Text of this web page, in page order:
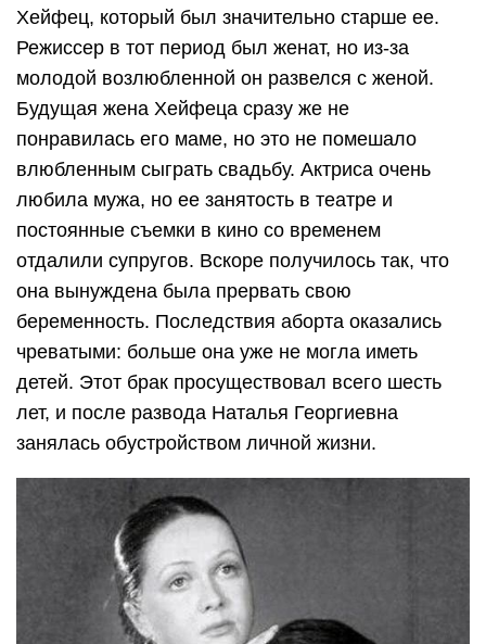
Хейфец, который был значительно старше ее.
Режиссер в тот период был женат, но из-за
молодой возлюбленной он развелся с женой.
Будущая жена Хейфеца сразу же не
понравилась его маме, но это не помешало
влюбленным сыграть свадьбу. Актриса очень
любила мужа, но ее занятость в театре и
постоянные съемки в кино со временем
отдалили супругов. Вскоре получилось так, что
она вынуждена была прервать свою
беременность. Последствия аборта оказались
чреватыми: больше она уже не могла иметь
детей. Этот брак просуществовал всего шесть
лет, и после развода Наталья Георгиевна
занялась обустройством личной жизни.